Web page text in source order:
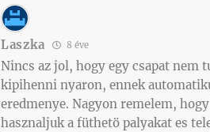
Laszka 8 éve
Nincs az jol, hogy egy csapat nem
kipihenni nyaron, ennek
eredmenye. Nagyon remelem,
hasznaljuk a füthetö palyakat es